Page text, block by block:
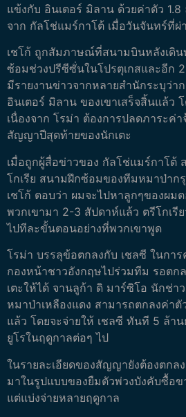
แข้งกับ อินเตอร์ มิลาน ด้วยค่าตัว
จาก กัลโช่แมร์กาโต้ เมื่อวันจันทร์ที่ผ่
เชโก้ ถูกสัมภาษณ์ที่สนามบินหลังเดิ
ซ้อมช่วงปรีซีซั่นในโปรตุเกสและอีก
มีรายงานข่าวจากหลายสำนักระบุว่า
อินเตอร์ มิลาน ของเขาเสร็จสิ้นแล้ว
เนื่องจาก โรม่า ต้องการปลดภาระค่า
สัญญาปีสุดท้ายของนักเตะ
เมื่อถูกผู้สื่อข่าวของ กัลโช่แมร์กาโต้
โกเรีย สนามฝึกซ้อมของทีมหมาป่าก
เชโก้ ตอบว่า ผมจะไปหาลูกๆของผม
พวกเขามา 2-3 สัปดาห์แล้ว ตรีโกเรี
ไปทีละขั้นตอนอย่างที่พวกเขาพูด
โรม่า บรรลุข้อตกลงกับ เชลซี ในกา
กองหน้าชาวอังกฤษไปร่วมทีม รอต
เตะให้ได้ จานลูก้า ดิ มาร์ซิโอ นักช่าว
หมาป่าเหลืองแดง สามารถตกลงค่า
แล้ว โดยจะจ่ายให้ เชลซี ทันที 5 ล้า
ยูโรในฤดูกาลต่อๆ ไป
ในรายละเอียดของสัญญายังต้องตกล
มาในรูปแบบของยืมตัวพ่วงบังคับซื้อ
แต่แบ่งจ่ายหลายฤดูกาล